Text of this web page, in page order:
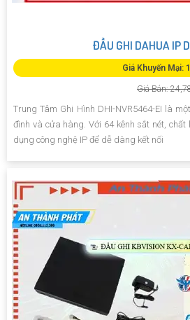
ĐẦU GHI DAHUA IP
Giá Khuyến Mại:
Giá Bán:
Trung Tâm Ghi Hình DHI-NVR5464-EI là
đình và cửa hàng. Với 64 kênh sắt nét,
dụng công nghệ IP để dễ dàng kết nối